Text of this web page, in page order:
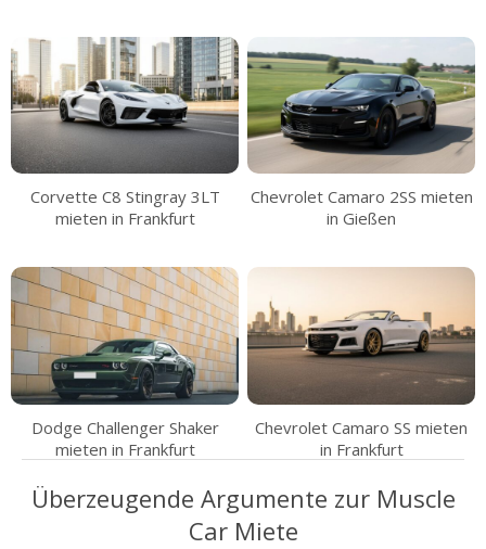
Corvette C8 Stingray 3LT
mieten in Frankfurt
Chevrolet Camaro 2SS mieten
in Gießen
Dodge Challenger Shaker
mieten in Frankfurt
Chevrolet Camaro SS mieten
in Frankfurt
Überzeugende Argumente zur Muscle
Car Miete